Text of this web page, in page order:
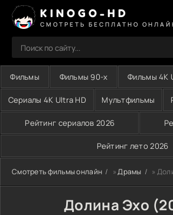
KINOGO-HD
СМОТРЕТЬ БЕСПЛАТНО
Фильмы Фильмы 90-х Фильмы 4K
Сериалы 4K Ultra HD Мультфильмы
Рейтинг сериалов 2026
Рейтинг лето 2026
Смотреть фильмы онлайн »Драмы »
Долина Эхо